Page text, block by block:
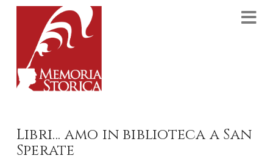
Libri… amo in biblioteca a San
Sperate